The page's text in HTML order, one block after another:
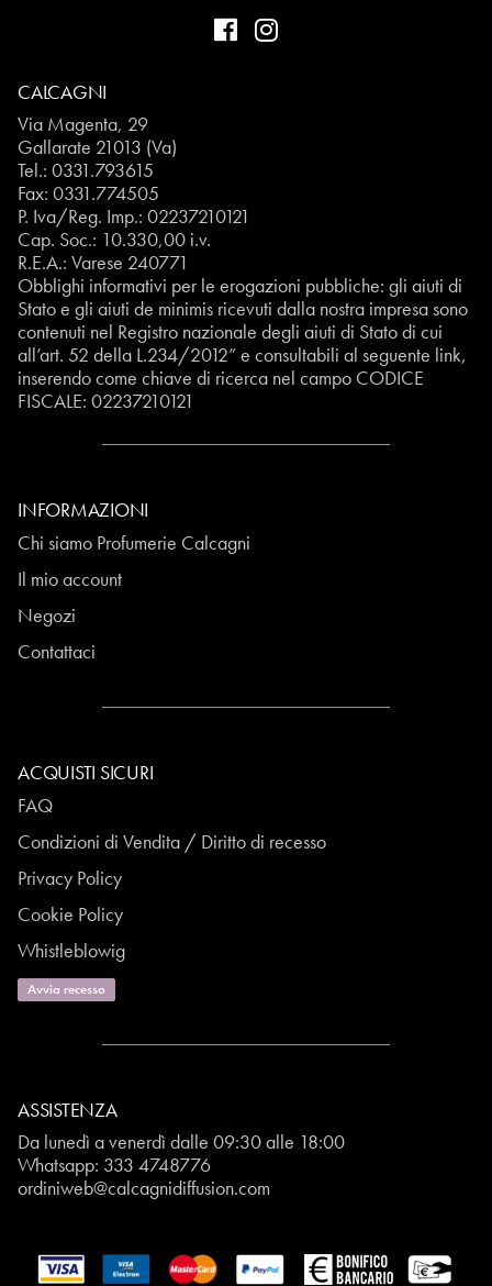
CALCAGNI
Via Magenta, 29
Gallarate 21013 (Va)
Tel.: 0331.793615
Fax: 0331.774505
P. Iva/Reg. Imp.: 02237210121
Cap. Soc.: 10.330,00 i.v.
R.E.A.: Varese 240771
Obblighi informativi per le erogazioni pubbliche: gli aiuti di
Stato e gli aiuti de minimis ricevuti dalla nostra impresa sono
contenuti nel Registro nazionale degli aiuti di Stato di cui
all’art. 52 della L.234/2012” e consultabili al seguente link,
inserendo come chiave di ricerca nel campo CODICE
FISCALE: 02237210121
INFORMAZIONI
Chi siamo Profumerie Calcagni
Il mio account
Negozi
Contattaci
ACQUISTI SICURI
FAQ
Condizioni di Vendita / Diritto di recesso
Privacy Policy
Cookie Policy
Whistleblowig
Avvia recesso
ASSISTENZA
Da lunedì a venerdì dalle 09:30 alle 18:00
Whatsapp: 333 4748776
ordiniweb@calcagnidiffusion.com